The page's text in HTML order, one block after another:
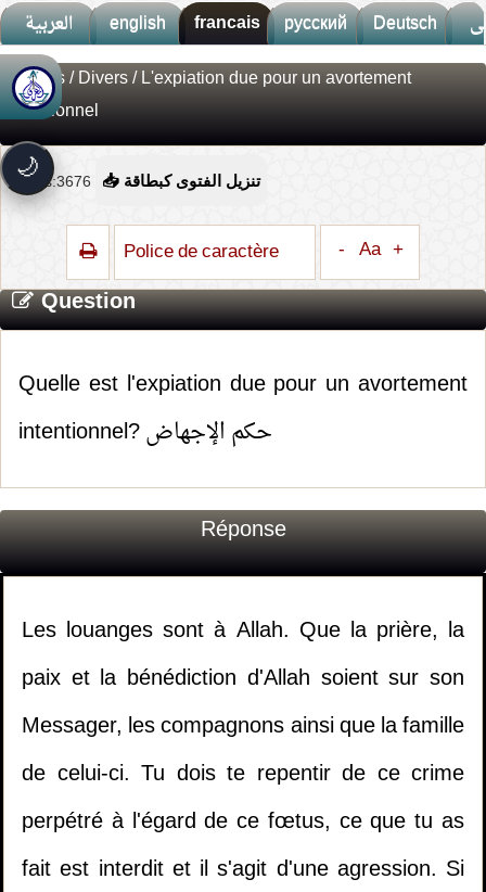
العربية english francais русский Deutsch
🌙
🚀 جديد الموقع!
سرعة فائقة
واجهة أكثر أناقة وسهولة
🔔إشعارات ذكية
تتابع كل جديد بخطوة واحدة
Fatwas/Divers/ L'expiation due pour un avortement
intentionnel
Vues:3676 📥 تنزيل الفتوى كبطاقة
Police de caractère - Aa +
Question
Quelle est l'expiation due pour un avortement
intentionnel? حكم الإجهاض
Réponse
Les louanges sont à Allah. Que la prière, la
paix et la bénédiction d'Allah soient sur son
Messager, les compagnons ainsi que la famille
de celui-ci. Tu dois te repentir de ce crime
perpétré à l'égard de ce fœtus, ce que tu as
fait est interdit et il s'agit d'une agression. Si